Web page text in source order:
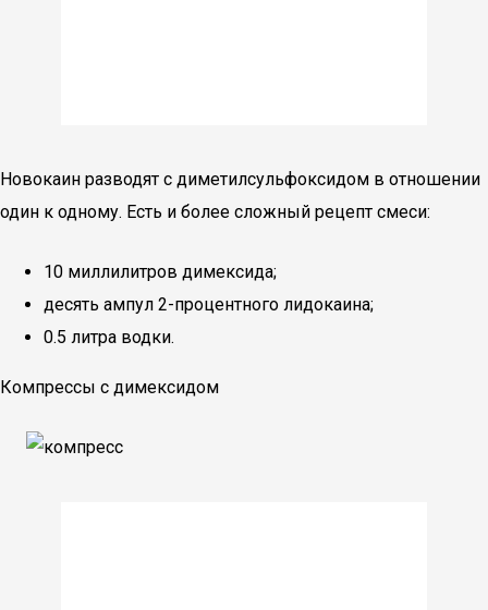
Новокаин разводят с диметилсульфоксидом в отношении
один к одному. Есть и более сложный рецепт смеси:
10 миллилитров димексида;
десять ампул 2-процентного лидокаина;
0.5 литра водки.
Компрессы с димексидом